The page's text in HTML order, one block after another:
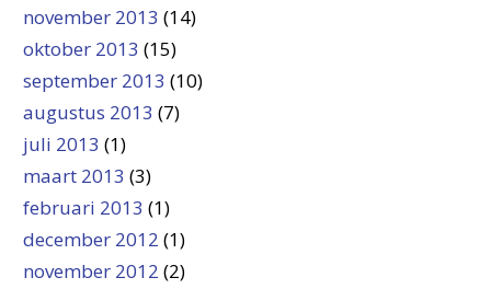
november 2013 (14)
oktober 2013 (15)
september 2013 (10)
augustus 2013 (7)
juli 2013 (1)
maart 2013 (3)
februari 2013 (1)
december 2012 (1)
november 2012 (2)